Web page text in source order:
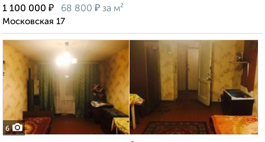
1 100 000 ₽ 68 800 ₽ за м²
Московская 17
6